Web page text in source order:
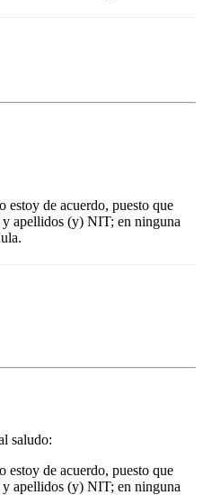
estoy de acuerdo, puesto que
apellidos (y) NIT; en ninguna
saludo:
estoy de acuerdo, puesto que
apellidos (y) NIT; en ninguna